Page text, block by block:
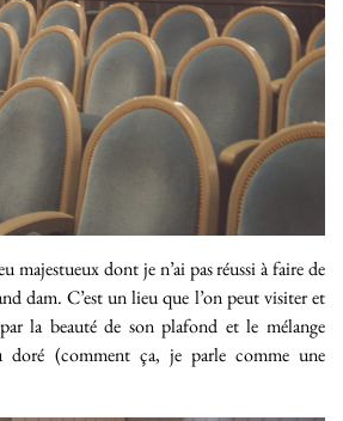
majestueux dont je n’ai pas réussi à faire de
dam. C’est un lieu que l’on peut visiter et
la beauté de son plafond et le mélange
(comment ça, je parle comme une